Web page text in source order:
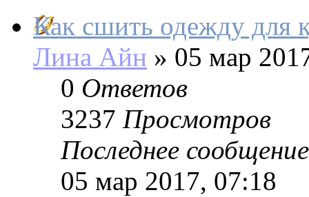
Как сшить одежду для
Лина Айн » 05 мар
0 Ответов
3237 Просмотров
Последнее сообщение
05 мар 2017, 07:18